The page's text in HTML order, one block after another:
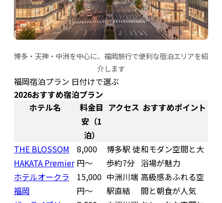
博多・天神・中洲を中心に、福岡旅行で便利な宿泊エリアを紹
介します
福岡宿泊プラン 日付けで選ぶ
2026おすすめ宿泊プラン
ホテル名
料金目
安（1
泊）
アクセス おすすめポイント
THE BLOSSOM
HAKATA Premier
8,000
円〜
博多駅 徒
歩約7分
和モダン空間と大
浴場が魅力
ホテルオークラ
福岡
15,000
円〜
中洲川端
駅直結
高級感あふれる空
間と朝食が人気